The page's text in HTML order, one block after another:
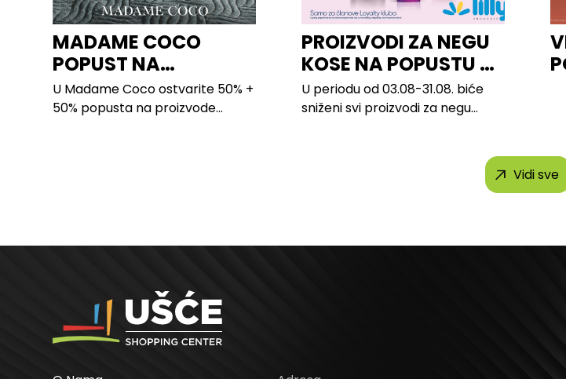
MADAME COCO
POPUST NA
PROIZVODE ZA
SPAVAĆU SOBU
U Madame Coco ostvarite 50% +
50% popusta na proizvode...
PROIZVODI ZA NEGU
KOSE NA POPUSTU U
LILLY
U periodu od 03.08-31.08. biće
sniženi svi proizvodi za negu
Vidi sve